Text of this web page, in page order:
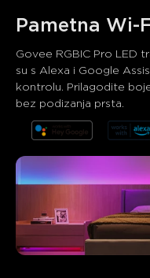
Pametna Wi-
Govee RGBIC Pro LED
su s Alexa i Google
kontrolu. Prilagodite
bez podizanja prsta.
Što kupci kažu
Kupci spominju
Sažetak：